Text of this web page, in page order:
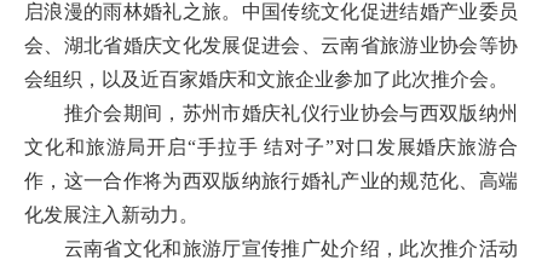
启浪漫的雨林婚礼之旅。中国传统文化促进结婚产业委员
会、湖北省婚庆文化发展促进会、云南省旅游业协会等协
会组织，以及近百家婚庆和文旅企业参加了此次推介会。
推介会期间，苏州市婚庆礼仪行业协会与西双版纳州
文化和旅游局开启“手拉手 结对子”对口发展婚庆旅游合
作，这一合作将为西双版纳旅行婚礼产业的规范化、高端
化发展注入新动力。
云南省文化和旅游厅宣传推广处介绍，此次推介活动